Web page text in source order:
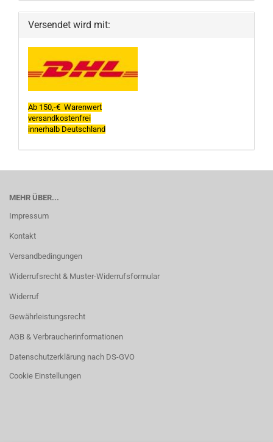
Versendet wird mit:
Ab 150,-€ Warenwert
versandkostenfrei
innerhalb Deutschland
MEHR ÜBER...
Impressum
Kontakt
Versandbedingungen
Widerrufsrecht & Muster-Widerrufsformular
Widerruf
Gewährleistungsrecht
AGB & Verbraucherinformationen
Datenschutzerklärung nach DS-GVO
Cookie Einstellungen